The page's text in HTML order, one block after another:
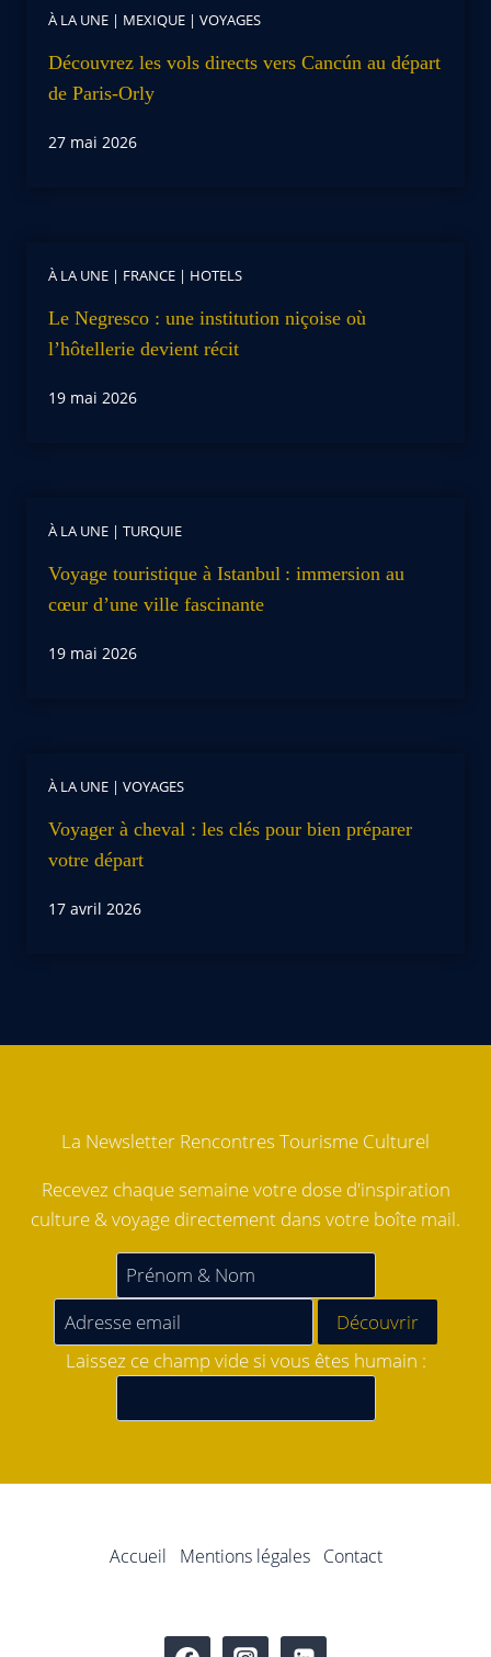
À LA UNE | MEXIQUE | VOYAGES
Découvrez les vols directs vers Cancún au départ
de Paris-Orly
27 mai 2026
À LA UNE | FRANCE | HOTELS
Le Negresco : une institution niçoise où
l’hôtellerie devient récit
19 mai 2026
À LA UNE | TURQUIE
Voyage touristique à Istanbul : immersion au
cœur d’une ville fascinante
19 mai 2026
À LA UNE | VOYAGES
Voyager à cheval : les clés pour bien préparer
votre départ
17 avril 2026
La Newsletter Rencontres Tourisme Culturel
Recevez chaque semaine votre dose d'inspiration
culture & voyage directement dans votre boîte mail.
Laissez ce champ vide si vous êtes humain :
Accueil Mentions légales Contact